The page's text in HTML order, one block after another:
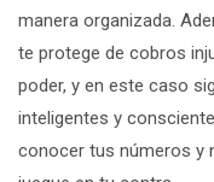
manera organizada.
te protege de cobros
poder, y en este caso
inteligentes y
conocer tus números y